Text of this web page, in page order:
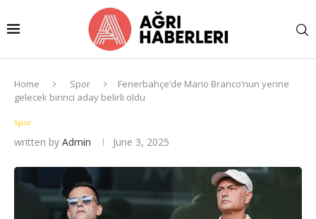
Home Spor
Fenerbahçe’de Mario Branco’nun yerine
gelecek birinci aday belirli oldu
Spor
written by Admin June 3, 2025